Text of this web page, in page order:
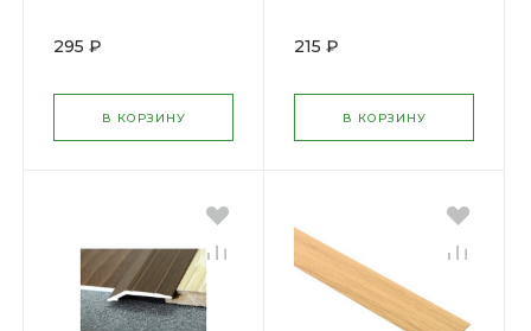
295 ₽
В КОРЗИНУ
215 ₽
В КОРЗИНУ